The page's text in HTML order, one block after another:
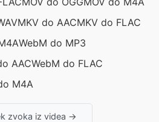
MKV do AACMKV do FLAC
WebM do MP3
AACWebM do FLAC
M4A
zvoka iz videa →